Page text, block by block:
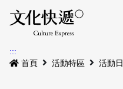
最新公告
:::
首頁
活動特區 活動